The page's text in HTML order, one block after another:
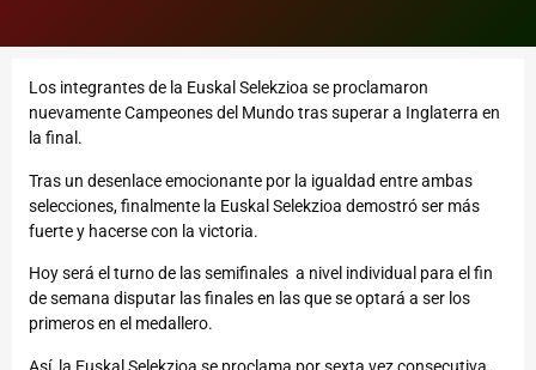
Los integrantes de la Euskal Selekzioa se proclamaron
nuevamente Campeones del Mundo tras superar a Inglaterra en
la final.
Tras un desenlace emocionante por la igualdad entre ambas
selecciones, finalmente la Euskal Selekzioa demostró ser más
fuerte y hacerse con la victoria.
Hoy será el turno de las semifinales a nivel individual para el fin
de semana disputar las finales en las que se optará a ser los
primeros en el medallero.
Así, la Euskal Selekzioa se proclama por sexta vez consecutiva,